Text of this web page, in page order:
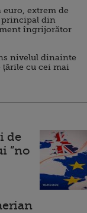
extrem de
din
îngrijorător
nivelul dinainte
cu cei mai
de
”no